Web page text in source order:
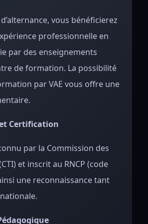
vous bénéficierez
professionnelle en
par des enseignements
de formation. La possibilité
par VAE vous offre une
Certification
par la Commission des
et inscrit au RNCP (code
une reconnaissance tant